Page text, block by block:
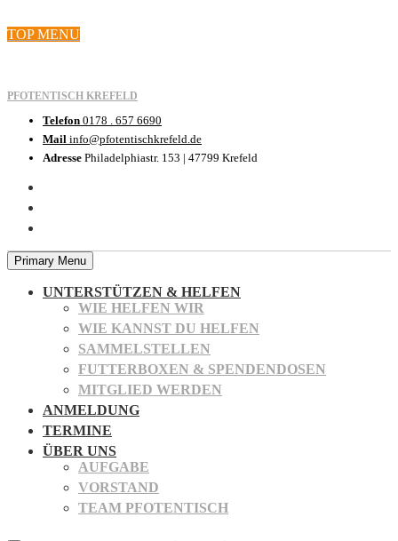
Skip
TOP MENU
PFOTENTISCH KREFELD
Telefon 0178 . 657 6690
Mail info@pfotentischkrefeld.de
Adresse Philadelphiastr. 153 | 47799 Krefeld
Primary Menu
UNTERSTÜTZEN & HELFEN
WIE HELFEN WIR
WIE KANNST DU HELFEN
SAMMELSTELLEN
FUTTERBOXEN & SPENDENDOSEN
MITGLIED WERDEN
ANMELDUNG
TERMINE
ÜBER UNS
AUFGABE
VORSTAND
TEAM PFOTENTISCH